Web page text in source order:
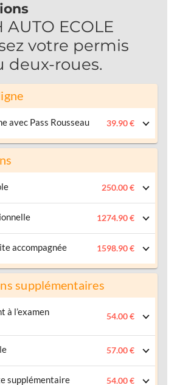
AUTO ECOLE
votre permis
deux-roues.
avec Pass Rousseau 39.90 €
250.00 €
1274.90 €
accompagnée 1598.90 €
supplémentaires
à l’examen
54.00 €
57.00 €
supplémentaire 54.00 €